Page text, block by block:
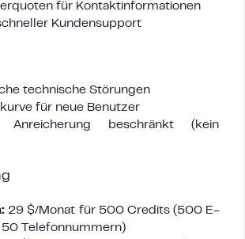
für Kontaktinformationen
Kundensupport
technische Störungen
für neue Benutzer
beschränkt (kein
29 $/Monat für 500 Credits (500 E-
50 Telefonnummern)